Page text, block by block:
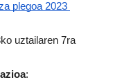
plegoa 2023
uztailaren 7ra